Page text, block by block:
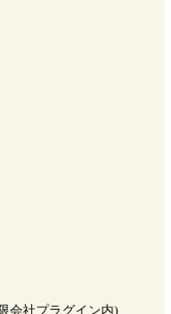
会社プラグイン内)